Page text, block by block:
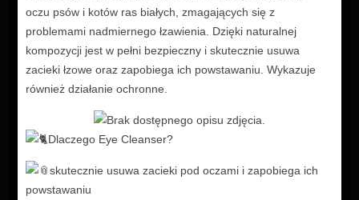
oczu psów i kotów ras białych, zmagających się z
problemami nadmiernego łzawienia. Dzięki naturalnej
kompozycji jest w pełni bezpieczny i skutecznie usuwa
zacieki łzowe oraz zapobiega ich powstawaniu. Wykazuje
również działanie ochronne.
Dlaczego Eye Cleanser?
skutecznie usuwa zacieki pod oczami i zapobiega ich
powstawaniu